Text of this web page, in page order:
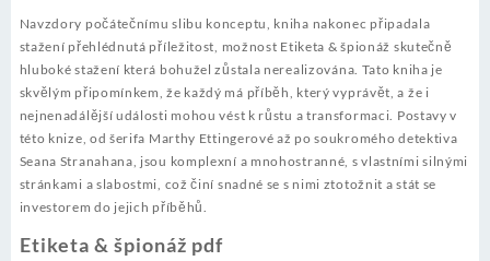
Navzdory počátečnímu slibu konceptu, kniha nakonec připadala
stažení přehlédnutá příležitost, možnost Etiketa & špionáž skutečně
hluboké stažení která bohužel zůstala nerealizována. Tato kniha je
skvělým připomínkem, že každý má příběh, který vyprávět, a že i
nejnenadálější události mohou vést k růstu a transformaci. Postavy v
této knize, od šerifa Marthy Ettingerové až po soukromého detektiva
Seana Stranahana, jsou komplexní a mnohostranné, s vlastními silnými
stránkami a slabostmi, což činí snadné se s nimi ztotožnit a stát se
investorem do jejich příběhů.
Etiketa & špionáž pdf